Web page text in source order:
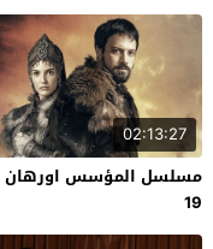
02:13:27
مسلسل المؤسس اورهان
19